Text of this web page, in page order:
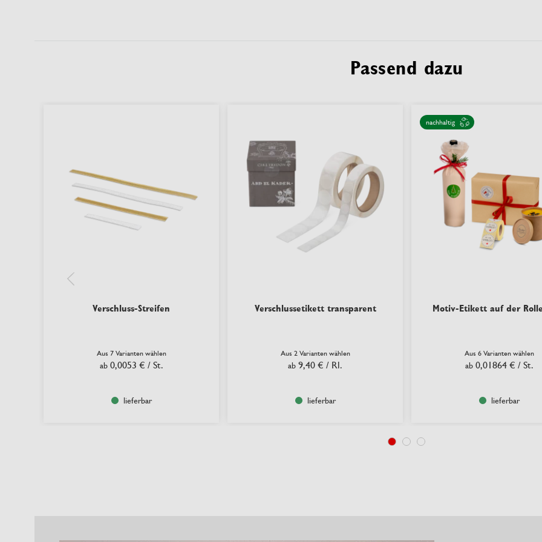
Passend dazu
Verschluss-Streifen
Aus 7 Varianten wählen
ab 0,0053 € / St.
lieferbar
Verschlussetikett transparent
Aus 2 Varianten wählen
ab 9,40 € / Rl.
lieferbar
nachhaltig
Motiv-Etikett auf der
Aus 6 Varianten wählen
ab 0,01864 € / St.
lieferbar